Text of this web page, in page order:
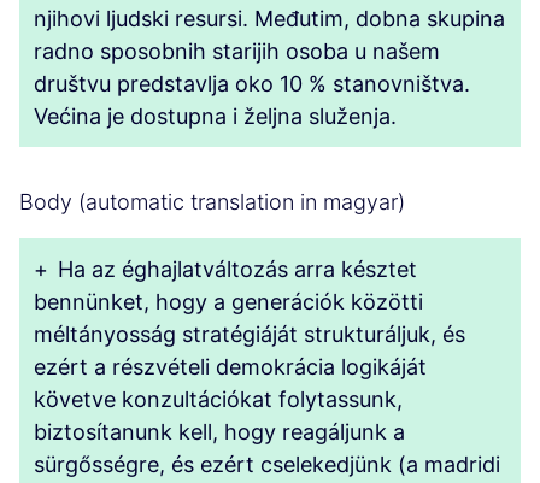
njihovi ljudski resursi. Međutim, dobna skupina
radno sposobnih starijih osoba u našem
društvu predstavlja oko 10 % stanovništva.
Većina je dostupna i željna služenja.
Body (automatic translation in magyar)
+ Ha az éghajlatváltozás arra késztet
bennünket, hogy a generációk közötti
méltányosság stratégiáját strukturáljuk, és
ezért a részvételi demokrácia logikáját
követve konzultációkat folytassunk,
biztosítanunk kell, hogy reagáljunk a
sürgősségre, és ezért cselekedjünk (a madridi